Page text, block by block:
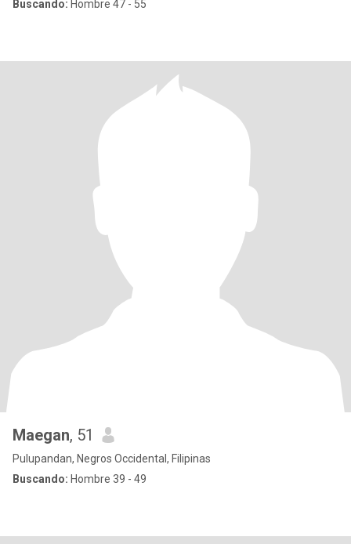
Buscando: Hombre 47 - 55
Maegan, 51
Pulupandan, Negros Occidental, Filipinas
Buscando: Hombre 39 - 49